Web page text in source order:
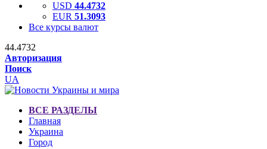
USD 44.4732
EUR 51.3093
Все курсы валют
44.4732
Авторизация
Поиск
UA
ВСЕ РАЗДЕЛЫ
Главная
Украина
Город